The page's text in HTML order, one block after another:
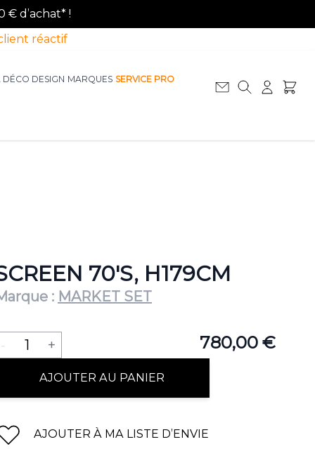
€ d’achat* !
réactif
DÉCO DESIGN MARQUES SERVICE PRO
70'S, H179CM
: MARKET SET
780,00 €
- 1 +
AJOUTER AU PANIER
AJOUTER À MA LISTE D’ENVIE